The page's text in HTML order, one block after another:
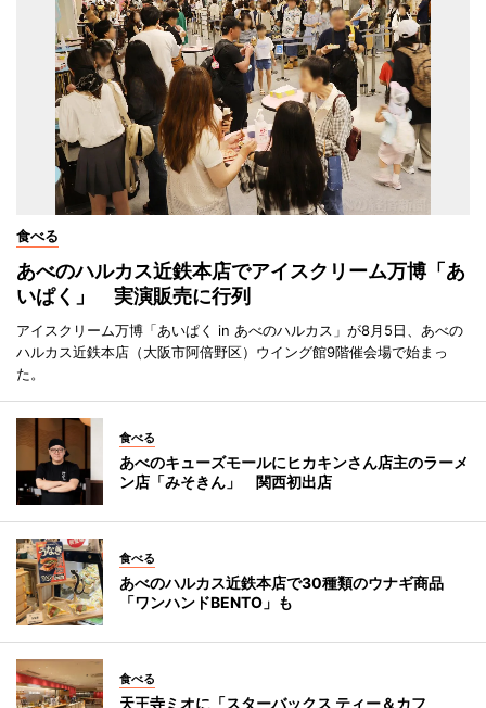
食べる
あべのハルカス近鉄本店でアイスクリーム万博「あ
いぱく」 実演販売に行列
アイスクリーム万博「あいぱく in あべのハルカス」が8月5日、あべの
ハルカス近鉄本店（大阪市阿倍野区）ウイング館9階催会場で始まっ
た。
食べる
あべのキューズモールにヒカキンさん店主のラーメ
ン店「みそきん」 関西初出店
食べる
あべのハルカス近鉄本店で30種類のウナギ商品
「ワンハンドBENTO」も
食べる
天王寺ミオに「スターバックス ティー＆カフ